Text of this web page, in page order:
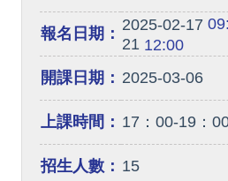
報名日期： 2025-02-17
2112:00
開課日期： 2025-03-06
上課時間： 17：00-19：
招生人數： 15